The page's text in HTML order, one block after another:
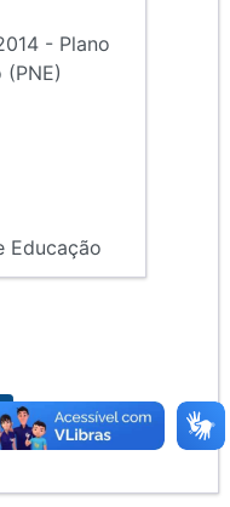
- Plano
Educação